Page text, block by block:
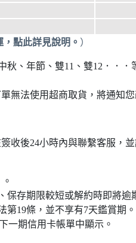
，點此詳見說明。 ）
、年節、雙11、雙12．．．
無法使用超商取貨，將通知
收後24小時內與聯繫客服，
存期限較短或解約時即將
19條，並不享有7天鑑賞期
一期信用卡帳單中顯示。